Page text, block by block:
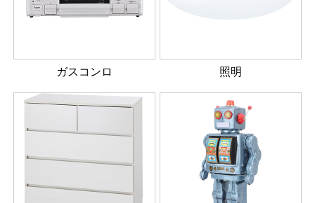
ガスコンロ 照明